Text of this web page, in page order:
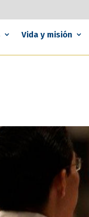
Vida y misión